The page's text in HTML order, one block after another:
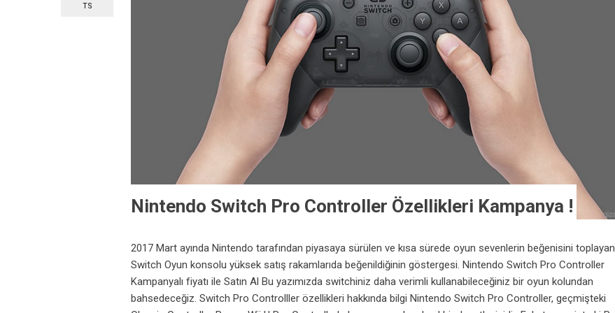
TS
Nintendo Switch Pro Controller Özellikleri Kampanya !
2017 Mart ayında Nintendo tarafından piyasaya sürülen ve kısa sürede oyun sevenlerin beğenisini toplayan
Switch Oyun konsolu yüksek satış rakamlarıda beğenildiğinin göstergesi. Nintendo Switch Pro Controller
Kampanyalı fiyatı ile Satın Al Bu yazımızda switchiniz daha verimli kullanabileceğiniz bir oyun kolundan
bahsedeceğiz. Switch Pro Controlller özellikleri hakkında bilgi Nintendo Switch Pro Controller, geçmişteki